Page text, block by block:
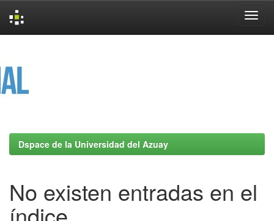
Dspace de la Universidad del Azuay
No existen entradas en el